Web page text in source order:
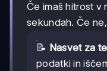
Če imaš hitrost v
sekundah. Če
📝 Nasvet za
podatki in